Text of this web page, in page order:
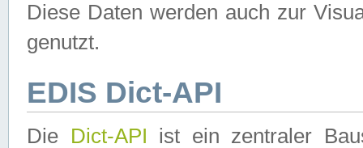
Diese Daten werden auch zur
genutzt.
EDIS Dict-API
Die Dict-API ist ein zentraler